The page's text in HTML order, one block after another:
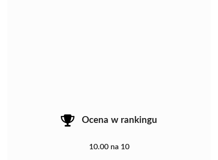
Ocena w rankingu
10.00 na 10